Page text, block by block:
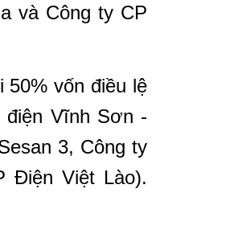
và Công ty CP
vốn điều lệ
điện Vĩnh Sơn -
3, Công ty
Điện Việt Lào).